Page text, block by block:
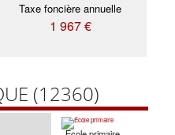
Taxe foncière annuelle
1 967 €
(12360)